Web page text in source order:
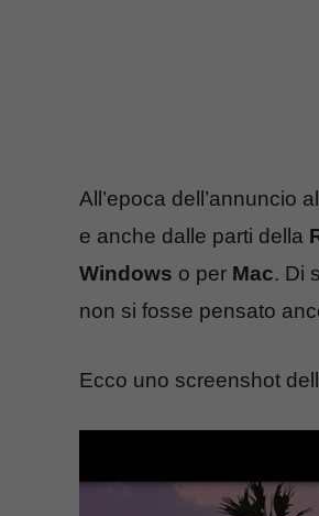
All’epoca dell’annuncio
e anche dalle parti della
Windows o per Mac. Di
non si fosse pensato
Ecco uno screenshot